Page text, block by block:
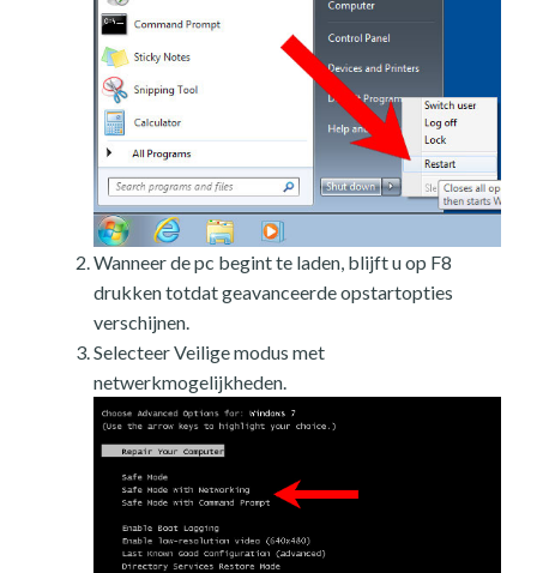
Wanneer de pc begint te laden, blijft u op F8
drukken totdat geavanceerde opstartopties
verschijnen.
Selecteer Veilige modus met
netwerkmogelijkheden.